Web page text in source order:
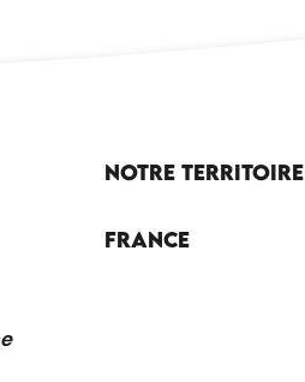
Notre territoire
France